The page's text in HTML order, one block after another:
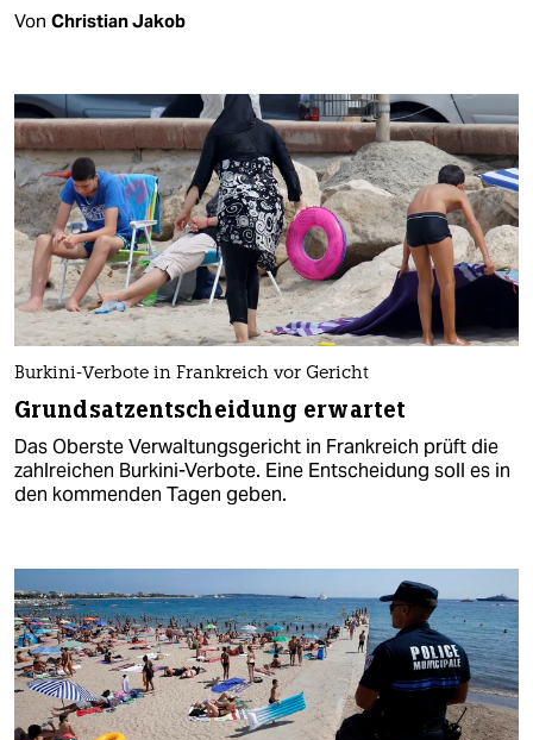
Von Christian Jakob
Burkini-Verbote in Frankreich vor Gericht
Grundsatzentscheidung erwartet
Das Oberste Verwaltungsgericht in Frankreich prüft die
zahlreichen Burkini-Verbote. Eine Entscheidung soll es in
den kommenden Tagen geben.